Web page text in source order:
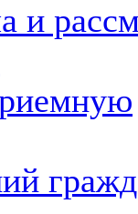
и